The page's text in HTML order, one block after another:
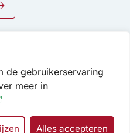
de gebruikerservaring
meer in
Alles accepteren